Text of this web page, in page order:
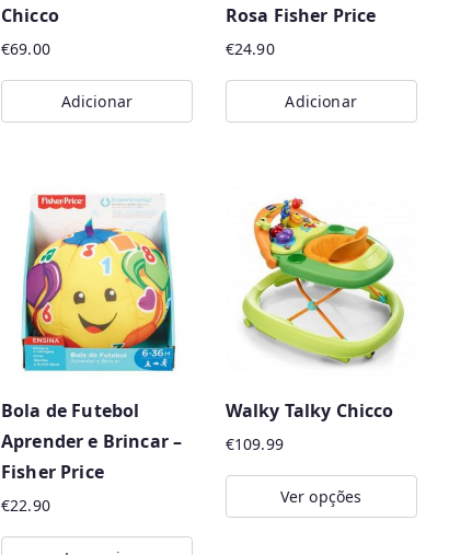
chosen
on
the
product
Chicco
€69.00
Adicionar
Rosa Fisher Price
€24.90
Adicionar
Bola de Futebol
Aprender e Brincar –
Fisher Price
€22.90
Walky Talky Chicco
€109.99
Ver opções